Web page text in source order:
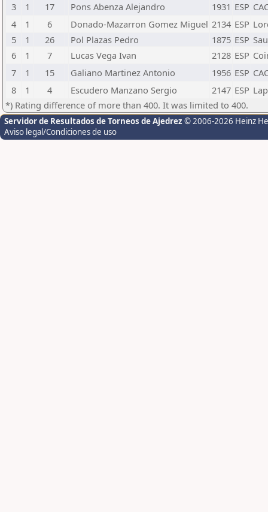
3
1 17 Pons Abenza Alejandro 1931 ESP
4
1 6 Donado-Mazarron Gomez Miguel 2134 ESP
5
1 26 Pol Plazas Pedro 1875 ESP
6
1 7 Lucas Vega Ivan 2128 ESP
7
1 15 Galiano Martinez Antonio 1956 ESP
8
1 4 Escudero Manzano Sergio 2147 ESP
*) Rating difference of more than 400. It was limited to 400.
Servidor de Resultados de Torneos de Ajedrez © 2006-2026 Heinz
Aviso legal/Condiciones de uso